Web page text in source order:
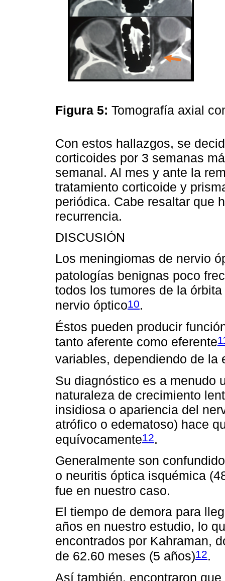
Figura 5: Tomografía axial
Con estos hallazgos, se
corticoides por 3 semanas
semanal. Al mes y ante la
tratamiento corticoide y
periódica. Cabe resaltar que
recurrencia.
DISCUSIÓN
Los meningiomas de nervio
patologías benignas poco
todos los tumores de la
nervio óptico10.
Éstos pueden producir
tanto aferente como eferente
variables, dependiendo de la
Su diagnóstico es a menudo
naturaleza de crecimiento
insidiosa o apariencia del
atrófico o edematoso) hace
equívocamente12.
Generalmente son
o neuritis óptica isquémica
fue en nuestro caso.
El tiempo de demora para
años en nuestro estudio, lo
encontrados por Kahraman,
de 62.60 meses (5 años)12.
Así también, encontraron